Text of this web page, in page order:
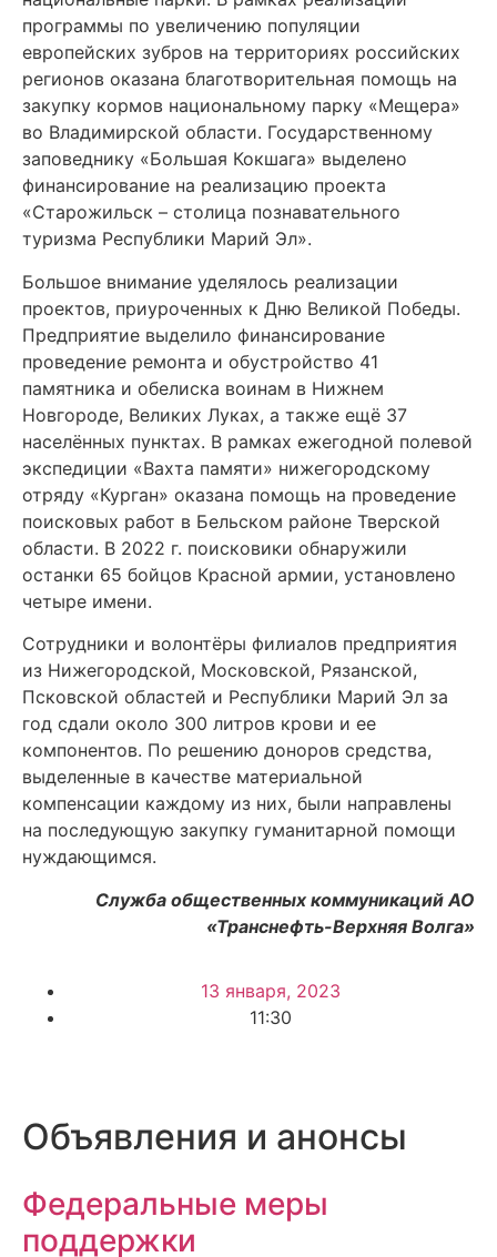
программы по увеличению популяции
европейских зубров на территориях российских
регионов оказана благотворительная помощь на
закупку кормов национальному парку «Мещера»
во Владимирской области. Государственному
заповеднику «Большая Кокшага» выделено
финансирование на реализацию проекта
«Старожильск – столица познавательного
туризма Республики Марий Эл».
Большое внимание уделялось реализации
проектов, приуроченных к Дню Великой Победы.
Предприятие выделило финансирование
проведение ремонта и обустройство 41
памятника и обелиска воинам в Нижнем
Новгороде, Великих Луках, а также ещё 37
населённых пунктах. В рамках ежегодной полевой
экспедиции «Вахта памяти» нижегородскому
отряду «Курган» оказана помощь на проведение
поисковых работ в Бельском районе Тверской
области. В 2022 г. поисковики обнаружили
останки 65 бойцов Красной армии, установлено
четыре имени.
Сотрудники и волонтёры филиалов предприятия
из Нижегородской, Московской, Рязанской,
Псковской областей и Республики Марий Эл за
год сдали около 300 литров крови и ее
компонентов. По решению доноров средства,
выделенные в качестве материальной
компенсации каждому из них, были направлены
на последующую закупку гуманитарной помощи
нуждающимся.
Служба общественных коммуникаций АО
«Транснефть-Верхняя Волга»
13 января, 2023
11:30
Объявления и анонсы
Федеральные меры
поддержки